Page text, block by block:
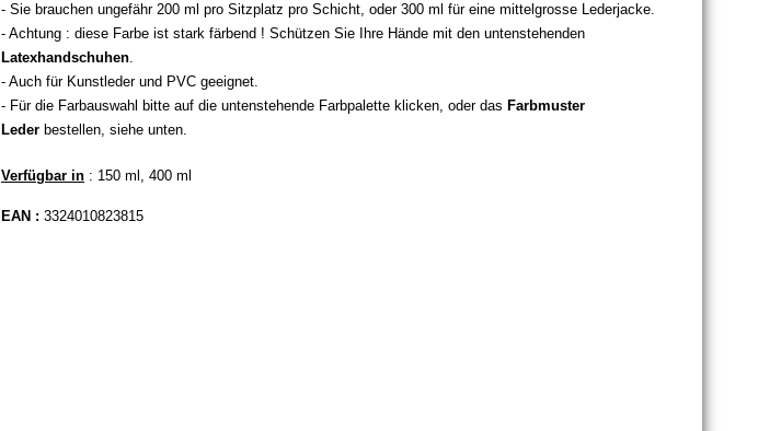
- Sie brauchen ungefähr 200 ml pro Sitzplatz pro Schicht, oder 300 ml für eine mittelgrosse Lederjacke.
- Achtung : diese Farbe ist stark färbend ! Schützen Sie Ihre Hände mit den untenstehenden
Latexhandschuhen.
- Auch für Kunstleder und PVC geeignet.
- Für die Farbauswahl bitte auf die untenstehende Farbpalette klicken, oder das Farbmuster
Leder bestellen, siehe unten.
Verfügbar in : 150 ml, 400 ml
EAN : 3324010823815